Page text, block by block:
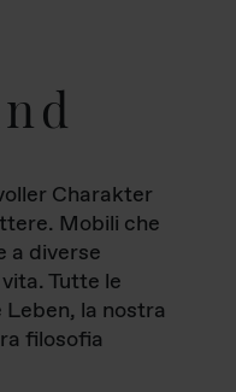
Charakter
Mobili che
a diverse
Tutte le
la nostra
filosofia